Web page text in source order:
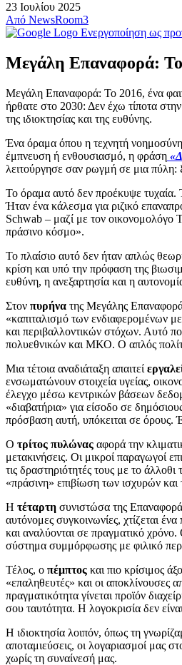
23 Ιουλίου 2025
Από NewsRoom3
Ενεργοποίηση ως
Μεγάλη Επαναφορά: Το
Μεγάλη Επαναφορά: Το 2016, ένα
ήρθατε στο 2030: Δεν έχω τίποτα
της ιδιοκτησίας και της ευθύνης.
Ένα όραμα όπου η τεχνητή
έμπνευση ή ενθουσιασμό, η φράση
λειτούργησε σαν ρωγμή σε μια πύλη:
Το όραμα αυτό δεν προέκυψε τυχαία.
Ήταν ένα κάλεσμα για ριζικό
Schwab – μαζί με τον οικονομολόγο
πράσινο κόσμο».
Το πλαίσιο αυτό δεν ήταν απλώς
κρίση και υπό την πρόφαση της
ευθύνη, η ανεξαρτησία και η
Στον πυρήνα της Μεγάλης
«καπιταλισμό των ενδιαφερομένων
και περιβαλλοντικών στόχων. Αυτό
πολυεθνικών και ΜΚΟ. Ο απλός
Μια τέτοια αναδιάταξη απαιτεί
ενσωματώνουν στοιχεία υγείας,
έλεγχο μέσω κεντρικών βάσεων
«διαβατήρια» για είσοδο σε
πρόσβαση αυτή, υπόκειται σε όρους.
Ο τρίτος πυλώνας αφορά την
μετακινήσεις. Οι μικροί παραγωγοί
τις δραστηριότητές τους με το
«πράσινη» επιβίωση των ισχυρών
Η τέταρτη συνιστώσα της
αυτόνομες συγκοινωνίες, χτίζεται
και αναλύονται σε πραγματικό
σύστημα συμμόρφωσης με φιλικό
Τέλος, ο πέμπτος και πιο κρίσιμος
«επαληθευτές» και οι αποκλίνουσες
πραγματικότητα γίνεται προϊόν
σου ταυτότητα. Η λογοκρισία δεν
Η ιδιοκτησία λοιπόν, όπως τη
αποταμιεύσεις, οι λογαριασμοί μας
χωρίς τη συναίνεσή μας.